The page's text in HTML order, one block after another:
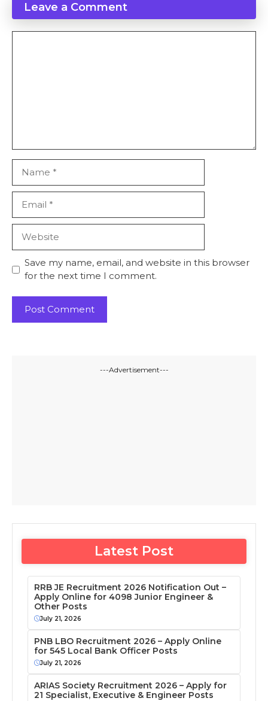
Leave a Comment
Save my name, email, and website in this browser
for the next time I comment.
---Advertisement---
Latest Post
RRB JE Recruitment 2026 Notification Out –
Apply Online for 4098 Junior Engineer &
Other Posts
July 21, 2026
PNB LBO Recruitment 2026 – Apply Online
for 545 Local Bank Officer Posts
July 21, 2026
ARIAS Society Recruitment 2026 – Apply for
21 Specialist, Executive & Engineer Posts